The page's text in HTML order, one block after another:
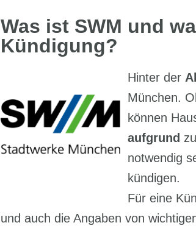
Was ist SWM und
Kündigung?
Hinter der
München.
können
aufgrund
notwendig
kündigen.
Für eine
und auch die Angaben von